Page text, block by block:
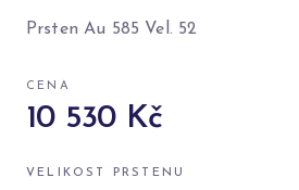
Prsten Au 585 Vel. 52
CENA
10 530 Kč
VELIKOST PRSTENU